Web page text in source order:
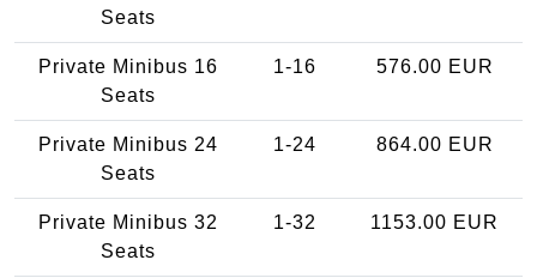
Seats
Private Minibus 16
Seats
1-16 576.00 EUR
Private Minibus 24
Seats
1-24 864.00 EUR
Private Minibus 32
Seats
1-32 1153.00 EUR